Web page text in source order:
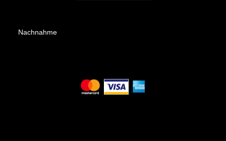
Nachnahme